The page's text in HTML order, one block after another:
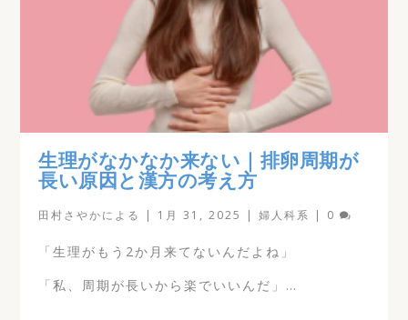
生理がなかなか来ない｜排卵周期が
長い原因と漢方の考え方
田村さやかによる | 1月 31, 2025 |婦人科系 | 0
「生理がもう2か月来てないんだよね」
「私、周期が長いから楽でいいんだ」…